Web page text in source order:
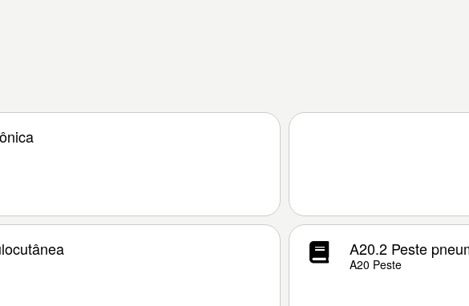
A20.2 Peste
A20 Peste